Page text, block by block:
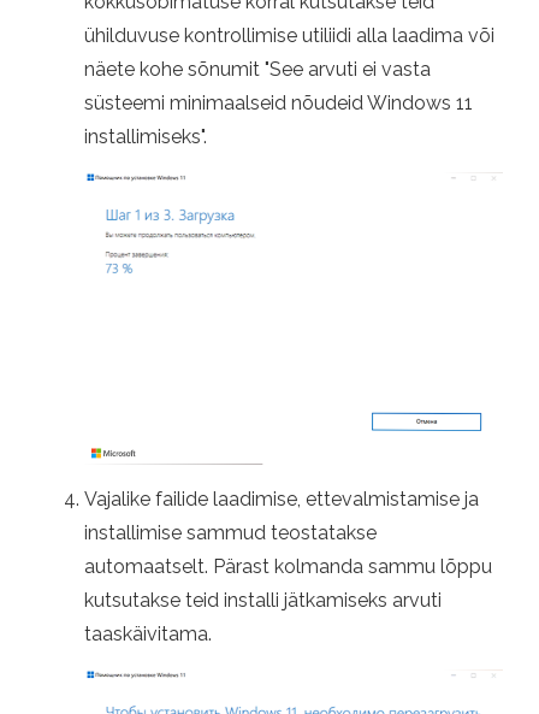
ühilduvuse kontrollimise utiliidi alla laadima või
näete kohe sõnumit "See arvuti ei vasta
süsteemi minimaalseid nõudeid Windows 11
installimiseks".
Vajalike failide laadimise, ettevalmistamise ja
installimise sammud teostatakse
automaatselt. Pärast kolmanda sammu lõppu
kutsutakse teid installi jätkamiseks arvuti
taaskäivitama.